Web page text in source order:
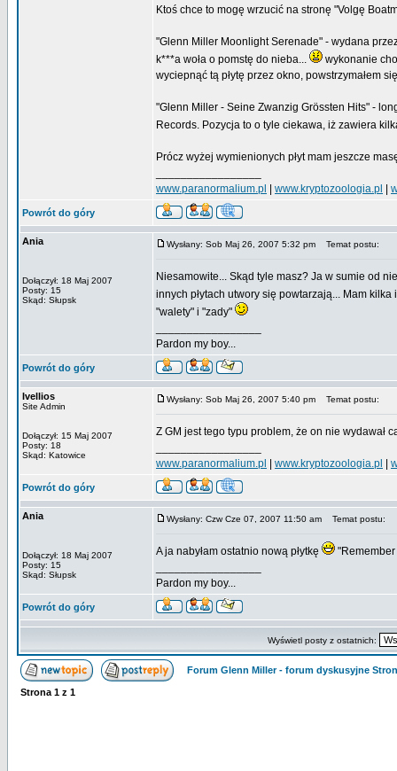
Ktoś chce to mogę wrzucić na stronę "Volgę
"Glenn Miller Moonlight Serenade" - wydana
k***a woła o pomstę do nieba...
wykonanie
wyciepnąć tą płytę przez okno, powstrzymałem
"Glenn Miller - Seine Zwanzig Grössten Hits" -
Records. Pozycja to o tyle ciekawa, iż zawiera
Prócz wyżej wymienionych płyt mam jeszcze
www.paranormalium.pl
www.kryptozoologia.pl
Powrót do góry
Ania
Dołączył: 18 Maj 2007
Posty: 15
Skąd: Słupsk
Wysłany: Sob Maj 26, 2007 5:32 pm Temat postu:
Niesamowite... Skąd tyle masz? Ja w sumie od
innych płytach utwory się powtarzają... Mam
"walety" i "zady"
Pardon my boy...
Powrót do góry
Ivellios
Site Admin
Dołączył: 15 Maj 2007
Posty: 18
Skąd: Katowice
Wysłany: Sob Maj 26, 2007 5:40 pm Temat postu:
Z GM jest tego typu problem, że on nie wydawał
www.paranormalium.pl
www.kryptozoologia.pl
Powrót do góry
Ania
Dołączył: 18 Maj 2007
Posty: 15
Skąd: Słupsk
Wysłany: Czw Cze 07, 2007 11:50 am Temat postu:
A ja nabyłam ostatnio nową płytkę
Pardon my boy...
Powrót do góry
Wyświetl posty z ostatnich:
Forum Glenn Miller - forum dyskusyjne
Strona 1 z 1